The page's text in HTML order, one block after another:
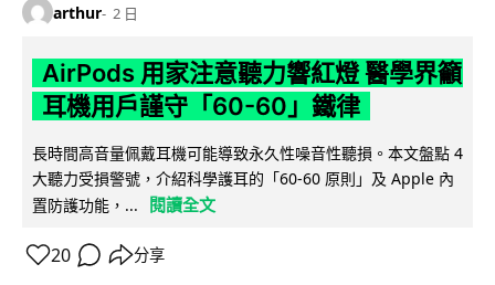
arthur 2 日
AirPods 用家注意聽力響紅燈 醫學界籲
耳機用戶謹守「60-60」鐵律
長時間高音量佩戴耳機可能導致永久性噪音性聽損。本文盤點 4
大聽力受損警號，介紹科學護耳的「60-60 原則」及 Apple 內
置防護功能，...
閱讀全文
20 分享